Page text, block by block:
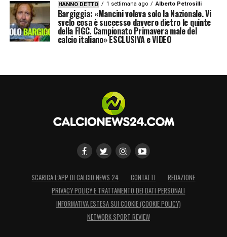
HANNO DETTO 1 settimana ago Alberto Petrosilli
Bargiggia: «Mancini voleva solo la Nazionale. Vi
svelo cosa è successo davvero dietro le quinte
della FIGC. Campionato Primavera male del
calcio italiano» ESCLUSIVA e VIDEO
SCARICA L’APP DI CALCIO NEWS 24 CONTATTI
REDAZIONE
PRIVACY POLICY E TRATTAMENTO DEI DATI PERSONALI
INFORMATIVA ESTESA SUI COOKIE (COOKIE POLICY)
NETWORK SPORT REVIEW